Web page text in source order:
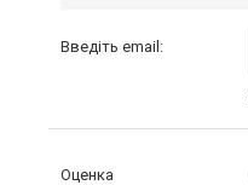
Введіть email:
Оценка